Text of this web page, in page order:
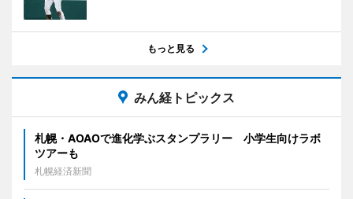
もっと見る
みん経トピックス
札幌・AOAOで進化学ぶスタンプラリー 小学生向けラボ
ツアーも
札幌経済新聞